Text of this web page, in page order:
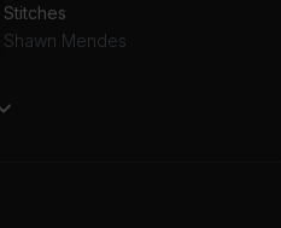
Stitches
Shawn Mendes